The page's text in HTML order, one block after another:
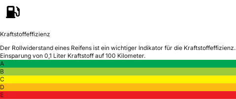
Kraftstoffeffizienz
Der Rollwiderstand eines Reifens ist ein wichtiger Indikator für die Kraftstoffeffizienz.
Einsparung von 0,1 Liter Kraftstoff auf 100 Kilometer.
A
B
C
D
E